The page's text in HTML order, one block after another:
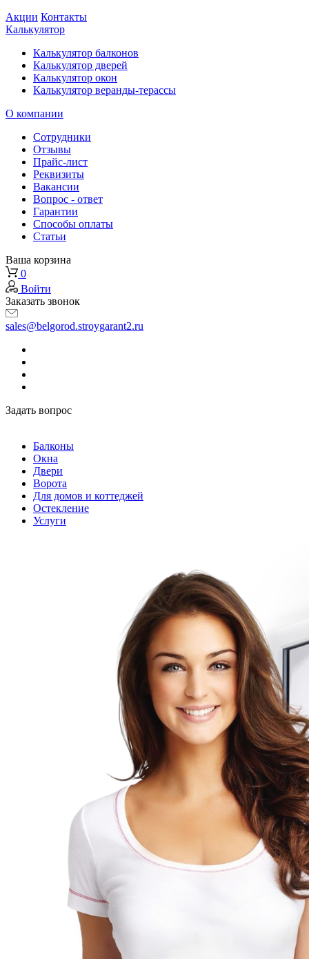
Акции Контакты
Калькулятор
Калькулятор балконов
Калькулятор дверей
Калькулятор окон
Калькулятор веранды-терассы
О компании
Сотрудники
Отзывы
Прайс-лист
Реквизиты
Вакансии
Вопрос - ответ
Гарантии
Способы оплаты
Статьи
Ваша корзина
0
Войти
Заказать звонок
sales@belgorod.stroygarant2.ru
Задать вопрос
Балконы
Окна
Двери
Ворота
Для домов и коттеджей
Остекление
Услуги